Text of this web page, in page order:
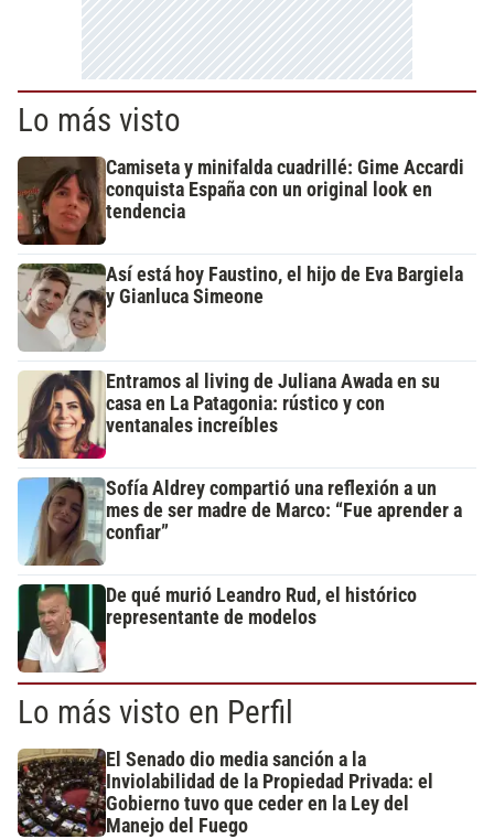
Lo más visto
Camiseta y minifalda cuadrillé: Gime Accardi
conquista España con un original look en
tendencia
Así está hoy Faustino, el hijo de Eva Bargiela
y Gianluca Simeone
Entramos al living de Juliana Awada en su
casa en La Patagonia: rústico y con
ventanales increíbles
Sofía Aldrey compartió una reflexión a un
mes de ser madre de Marco: “Fue aprender a
confiar”
De qué murió Leandro Rud, el histórico
representante de modelos
Lo más visto en Perfil
El Senado dio media sanción a la
Inviolabilidad de la Propiedad Privada: el
Gobierno tuvo que ceder en la Ley del
Manejo del Fuego